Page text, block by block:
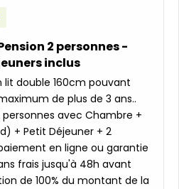
2 personnes -
inclus
double 160cm pouvant
de plus de 3 ans..
avec Chambre +
+ Petit Déjeuner + 2
en ligne ou garantie
frais jusqu'à 48h avant
de 100% du montant de la